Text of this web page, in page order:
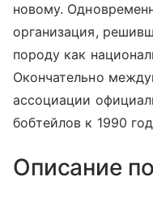
новому.
организация,
породу как
Окончательно
ассоциации
бобтейлов к 1990
Описание